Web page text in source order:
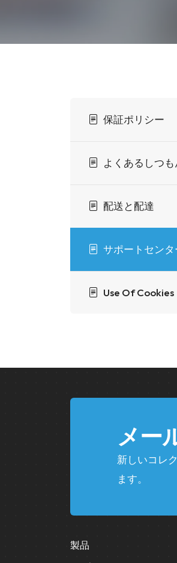
保証ポリシー
よくあるしつも
配送と配達
サポートセンタ
Use Of Cookies
メー
新しいコレ
ます。
製品